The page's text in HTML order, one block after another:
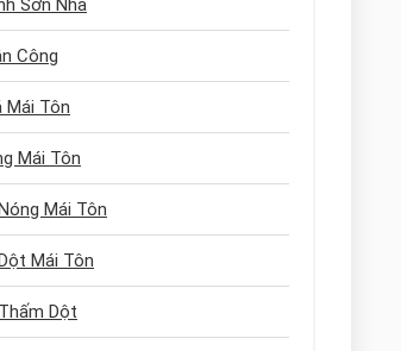
Sơn Nhà
Công
Mái Tôn
Mái Tôn
Mái Tôn
Mái Tôn
Dột